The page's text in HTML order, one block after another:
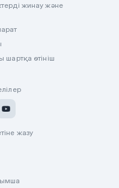
жинау және
шартқа өтініш
жазу